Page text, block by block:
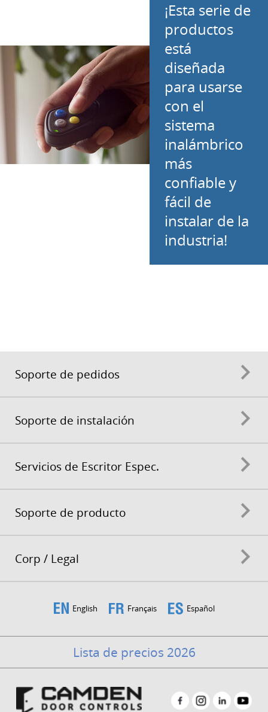
¡Esta serie de
productos
está
diseñada
para usarse
con el
sistema
inalámbrico
más
confiable y
fácil de
instalar de la
industria!
Soporte de pedidos
Soporte de instalación
Servicios de Escritor Espec.
Soporte de producto
Corp / Legal
English Français Español
Lista de precios 2026